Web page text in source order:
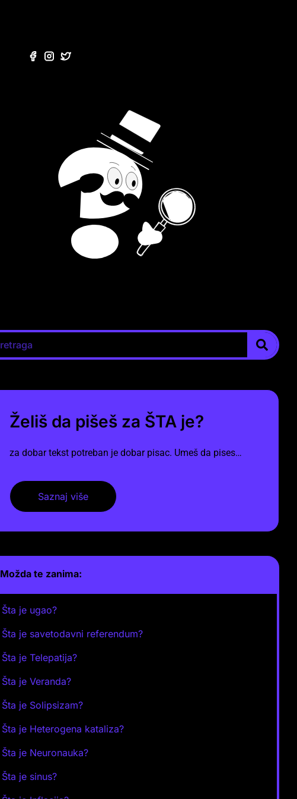
Želiš da pišeš za ŠTA je?
za dobar tekst potreban je dobar pisac. Umeš da pises…
Saznaj više
Možda te zanima:
Šta je ugao?
Šta je savetodavni referendum?
Šta je Telepatija?
Šta je Veranda?
Šta je Solipsizam?
Šta je Heterogena kataliza?
Šta je Neuronauka?
Šta je sinus?